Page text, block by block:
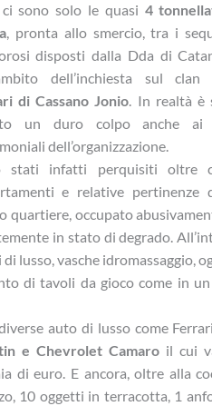
sono solo le quasi 4
, pronta allo smercio, tra i
disposti dalla Dda di
dell’inchiesta sul clan
di Cassano Jonio. In realtà è
un duro colpo anche ai
dell’organizzazione.
stati infatti perquisiti oltre
e relative pertinenze
quartiere, occupato
in stato di degrado.
lusso, vasche idromassaggio,
di tavoli da gioco come in
auto di lusso come
e Chevrolet Camaro il cui
di euro. E ancora, oltre alla
10 oggetti in terracotta, 1